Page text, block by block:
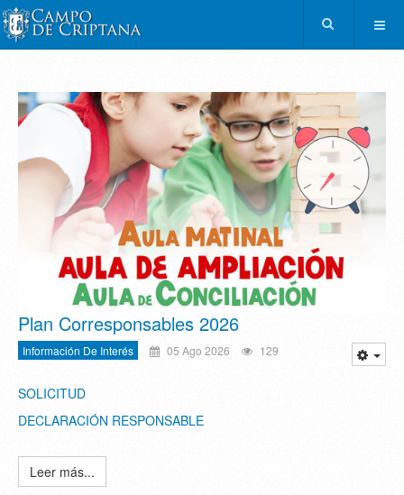
Plan Corresponsables 2026
Información De Interés 05 Ago 2026 129
SOLICITUD
DECLARACIÓN RESPONSABLE
Leer más...